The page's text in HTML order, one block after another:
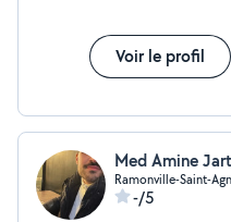
Voir le profil
Med Amine
Ramonville-Saint-
-/5